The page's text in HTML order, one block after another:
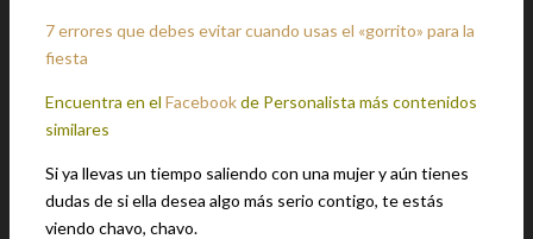
7 errores que debes evitar cuando usas el «gorrito» para la
fiesta
Encuentra en el Facebookde Personalista más contenidos
similares
Si ya llevas un tiempo saliendo con una mujer y aún tienes
dudas de si ella desea algo más serio contigo, te estás
viendo chavo, chavo.